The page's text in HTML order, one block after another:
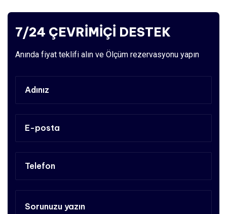
7/24 ÇEVRİMİÇİ DESTEK
Anında fiyat teklifi alın ve Ölçüm rezervasyonu yapın